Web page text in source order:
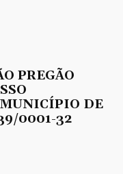
PREGÃO
DE
0001-32